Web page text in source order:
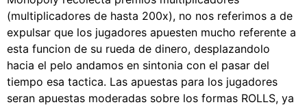
(multiplicadores de hasta 200x), no nos referimos a de
expulsar que los jugadores apuesten mucho referente a
esta funcion de su rueda de dinero, desplazandolo
hacia el pelo andamos en sintonia con el pasar del
tiempo esa tactica. Las apuestas para los jugadores
seran apuestas moderadas sobre los formas ROLLS, ya